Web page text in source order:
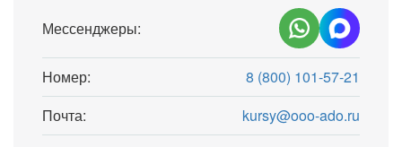
Мессенджеры:
Номер:
8 (800) 101-57-21
Почта:
kursy@ooo-ado.ru